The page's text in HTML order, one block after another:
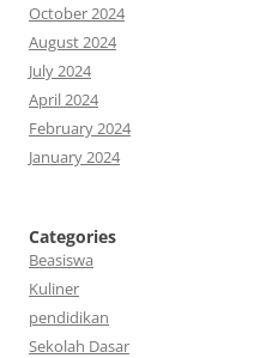
October 2024
August 2024
July 2024
April 2024
February 2024
January 2024
Categories
Beasiswa
Kuliner
pendidikan
Sekolah Dasar